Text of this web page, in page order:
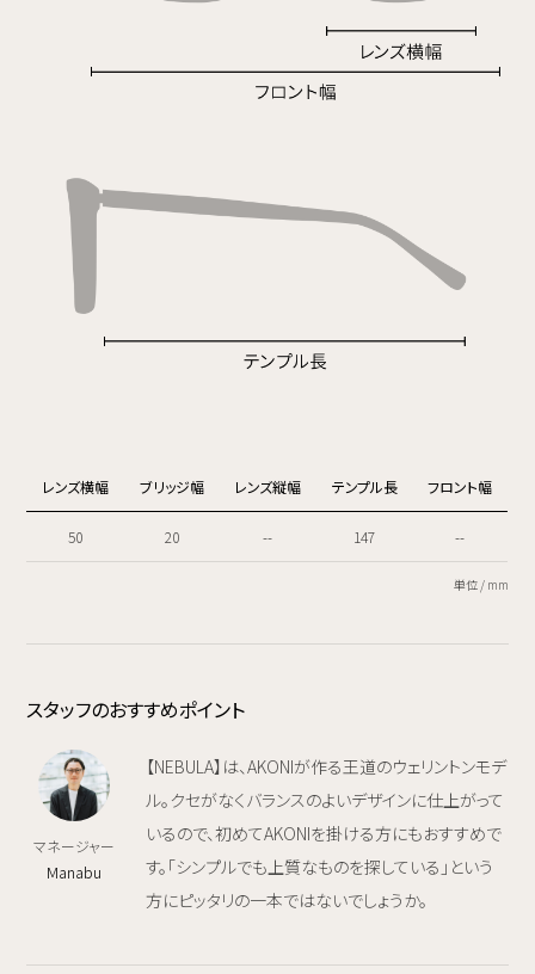
レンズ横幅 ブリッジ幅 レンズ縦幅 テンプル長 フロント幅
50 20 -- 147 --
単位 / mm
スタッフのおすすめポイント
マネージャー
Manabu
【NEBULA】は、AKONIが作る王道のウェリントンモデ
ル。クセがなくバランスのよいデザインに仕上がって
いるので、初めてAKONIを掛ける方にもおすすめで
す。「シンプルでも上質なものを探している」という
方にピッタリの一本ではないでしょうか。